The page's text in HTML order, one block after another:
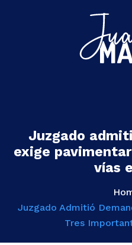
Juzgado
exige
vías
Juzgado Admitió
Tres